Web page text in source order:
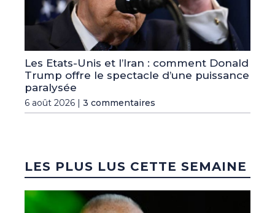
Les Etats-Unis et l’Iran : comment Donald
Trump offre le spectacle d’une puissance
paralysée
6 août 2026 | 3 commentaires
LES PLUS LUS CETTE SEMAINE